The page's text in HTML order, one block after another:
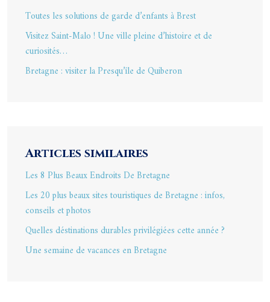
Toutes les solutions de garde d’enfants à Brest
Visitez Saint-Malo ! Une ville pleine d’histoire et de
curiosités…
Bretagne : visiter la Presqu’île de Quiberon
Articles similaires
Les 8 Plus Beaux Endroits De Bretagne
Les 20 plus beaux sites touristiques de Bretagne : infos,
conseils et photos
Quelles déstinations durables privilégiées cette année ?
Une semaine de vacances en Bretagne